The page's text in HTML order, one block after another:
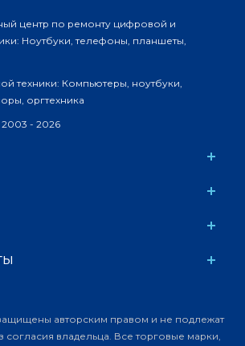
центр по ремонту цифровой и
Ноутбуки, телефоны, планшеты,
техники: Компьютеры, ноутбуки,
оргтехника
2003 - 2026
авторским правом и не подлежат
владельца. Все торговые марки,